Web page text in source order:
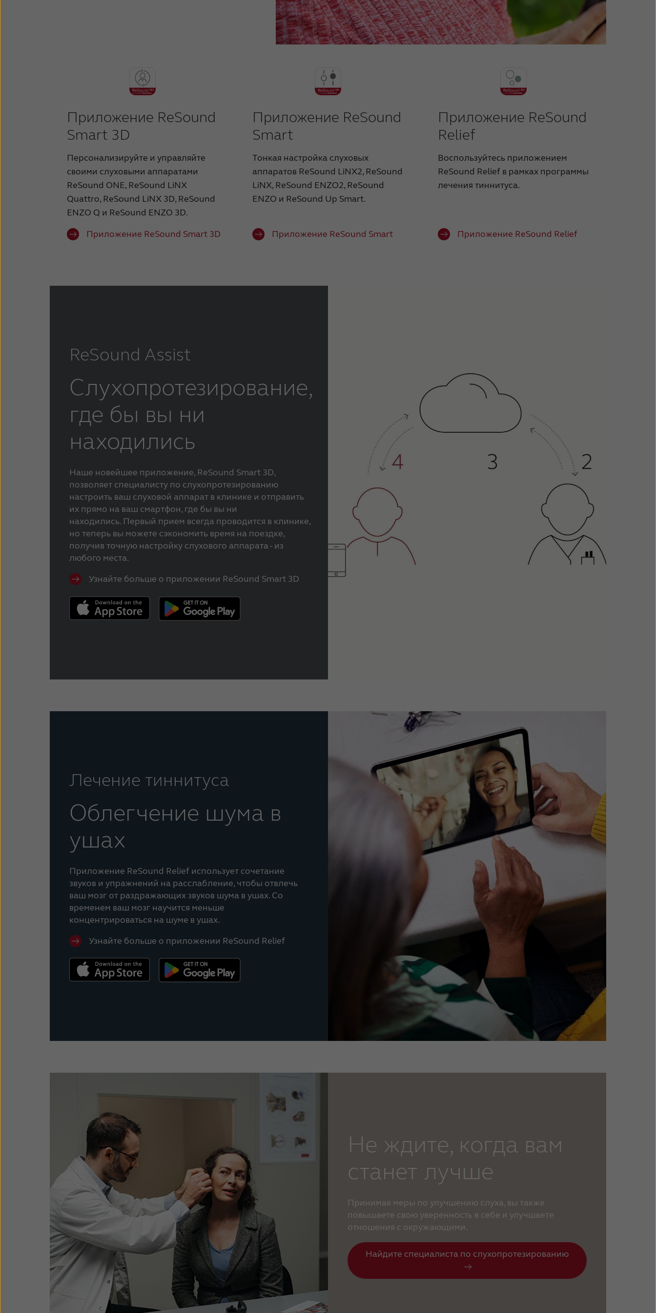
Приложение ReSound
Smart 3D
Персонализируйте и управляйте
своими слуховыми аппаратами
ReSound ONE, ReSound LiNX
Quattro, ReSound LiNX 3D, ReSound
ENZO Q и ReSound ENZO 3D.
Приложение ReSound Smart 3D
Приложение ReSound
Smart
Тонкая настройка слуховых
аппаратов ReSound LiNX2, ReSound
LiNX, ReSound ENZO2, ReSound
ENZO и ReSound Up Smart.
Приложение ReSound Smart
Приложение ReSound
Relief
Воспользуйтесь приложением
ReSound Relief в рамках программы
лечения тиннитуса.
Приложение ReSound Relief
ReSound Assist
Слухопротезирование,
где бы вы ни
находились
Наше новейшее приложение, ReSound Smart 3D,
позволяет специалисту по слухопротезированию
настроить ваш слуховой аппарат в клинике и отправить
их прямо на ваш смартфон, где бы вы ни
находились. Первый прием всегда проводится в клинике,
но теперь вы можете сэкономить время на поездке,
получив точную настройку слухового аппарата - из
любого места.
Узнайте больше о приложении ReSound Smart 3D
Лечение тиннитуса
Облегчение шума в
ушах
Приложение ReSound Relief использует сочетание
звуков и упражнений на расслабление, чтобы отвлечь
ваш мозг от раздражающих звуков шума в ушах. Со
временем ваш мозг научится меньше
концентрироваться на шуме в ушах.
Узнайте больше о приложении ReSound Relief
Не ждите, когда вам
станет лучше
Принимая меры по улучшению слуха, вы также
повышаете свою уверенность в себе и улучшаете
отношения с окружающими.
Найдите специалиста по слухопротезированию